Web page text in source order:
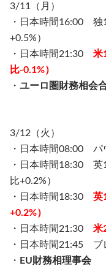
3/11（月）
・日本時間16:00 独
+0.5%）
・日本時間21:30 米
比-0.1%）
・ ユーロ圏財務相会
3/12（火）
・日本時間08:00 パ
・日本時間18:30 英
比+0.2%）
・日本時間18:30 英
+0.2%）
・日本時間21:30 米
・日本時間21:45 ブ
・ EU財務相理事会